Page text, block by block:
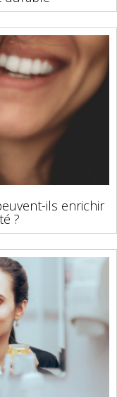
ils enrichir
?